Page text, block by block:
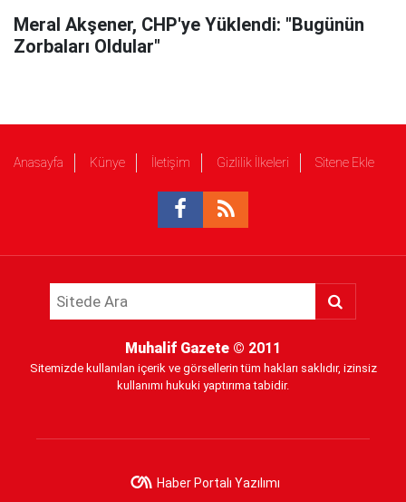
Meral Akşener, CHP'ye Yüklendi: "Bugünün
Zorbaları Oldular"
Anasayfa Künye İletişim Gizlilik İlkeleri Sitene Ekle
Muhalif Gazete © 2011
Sitemizde kullanılan içerik ve görsellerin tüm hakları saklıdır, izinsiz
kullanımı hukuki yaptırıma tabidir.
Haber Portalı Yazılımı